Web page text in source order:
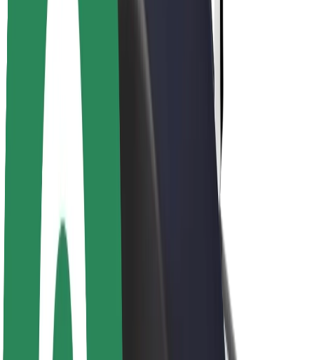
Carrière
Over Bolt
Duurzaamheid bij Bolt
Project Zero
Blog
Nieuws
Merkrichtlijnen
Missie
Investeerdersrelaties
Leiderschap
Merk
Media
Urban Fund
Veiligheid